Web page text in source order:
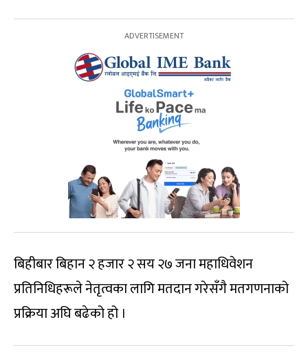
बिहीबार बिहान २ हजार २ सय २७ जना महाधिवेशन
प्रतिनिधिहरूले नेतृत्वका लागि मतदान गरेसँगै मतगणनाको
प्रक्रिया अघि बढेको हो ।